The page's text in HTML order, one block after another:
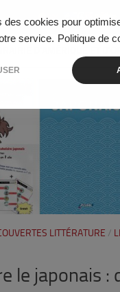
des cookies pour
service. Politique de
LITTÉRATURE /
le japonais :